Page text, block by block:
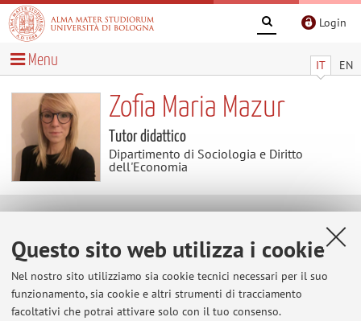
Questo sito web utilizza i cookie
Nel nostro sito utilizziamo sia cookie tecnici necessari per il suo
funzionamento, sia cookie e altri strumenti di tracciamento
facoltativi che potrai attivare solo con il tuo consenso.
Login
IT EN
Menu
Zofia Maria Mazur
Tutor didattico
Dipartimento di Sociologia e Diritto
dell'Economia
E-mail: zofiamaria.mazur2@unibo.it